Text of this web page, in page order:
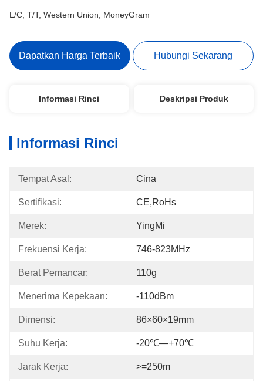
L/C, T/T, Western Union, MoneyGram
Dapatkan Harga Terbaik Hubungi Sekarang
Informasi Rinci Deskripsi Produk
Informasi Rinci
Tempat Asal: Cina
Sertifikasi: CE,RoHs
Merek: YingMi
Frekuensi Kerja: 746-823MHz
Berat Pemancar: 110g
Menerima Kepekaan: -110dBm
Dimensi: 86×60×19mm
Suhu Kerja: -20℃—+70℃
Jarak Kerja: >=250m